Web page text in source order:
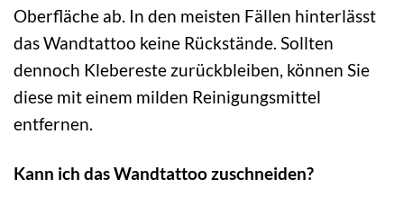
Oberfläche ab. In den meisten Fällen hinterlässt
das Wandtattoo keine Rückstände. Sollten
dennoch Klebereste zurückbleiben, können Sie
diese mit einem milden Reinigungsmittel
entfernen.
Kann ich das Wandtattoo zuschneiden?